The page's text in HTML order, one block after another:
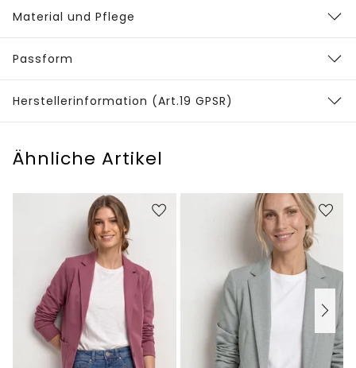
Material und Pflege
Passform
Herstellerinformation (Art.19 GPSR)
Ähnliche Artikel